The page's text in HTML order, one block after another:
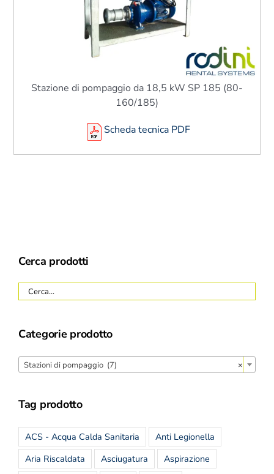
Stazione di pompaggio da 18,5 kW SP 185 (80-
160/185)
Scheda tecnica PDF
Cerca prodotti
Categorie prodotto
×
Stazioni di pompaggio (7)
Tag prodotto
ACS - Acqua Calda Sanitaria
Anti Legionella
Aria Riscaldata
Asciugatura
Aspirazione